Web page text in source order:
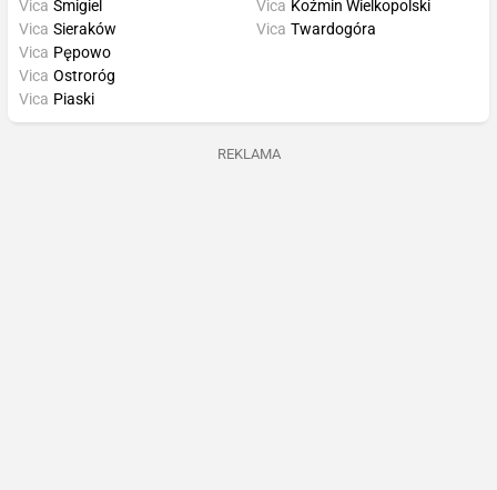
Vica Śmigiel
Vica Sieraków
Vica Koźmin Wielkopolski
Vica Twardogóra
Vica Pępowo
Vica Ostroróg
Vica Piaski
REKLAMA